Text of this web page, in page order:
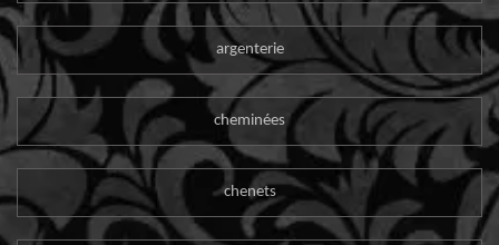
argenterie
cheminées
chenets